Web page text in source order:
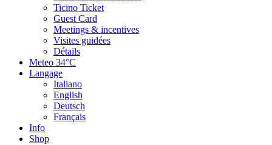
Ticino Ticket
Guest Card
Meetings & incentives
Visites guidées
Détails
Meteo 34°C
Langage
Italiano
English
Deutsch
Français
Info
Shop